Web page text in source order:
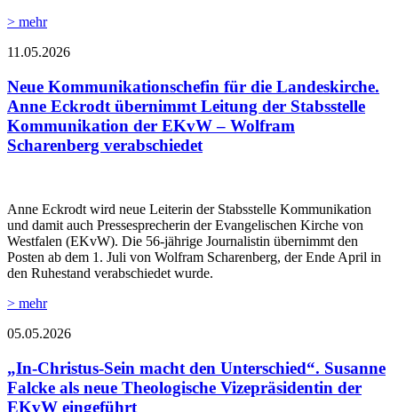
> mehr
11.05.2026
Neue Kommunikationschefin für die Landeskirche.
Anne Eckrodt übernimmt Leitung der Stabsstelle
Kommunikation der EKvW – Wolfram
Scharenberg verabschiedet
Anne Eckrodt wird neue Leiterin der Stabsstelle Kommunikation
und damit auch Pressesprecherin der Evangelischen Kirche von
Westfalen (EKvW). Die 56-jährige Journalistin übernimmt den
Posten ab dem 1. Juli von Wolfram Scharenberg, der Ende April in
den Ruhestand verabschiedet wurde.
> mehr
05.05.2026
„In-Christus-Sein macht den Unterschied“. Susanne
Falcke als neue Theologische Vizepräsidentin der
EKvW eingeführt